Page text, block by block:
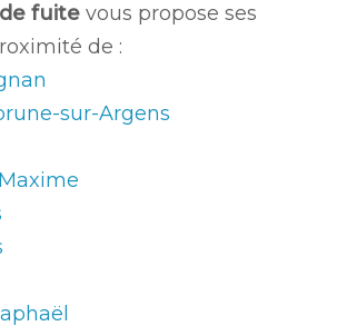
fuite vous propose ses
de :
sur-Argens